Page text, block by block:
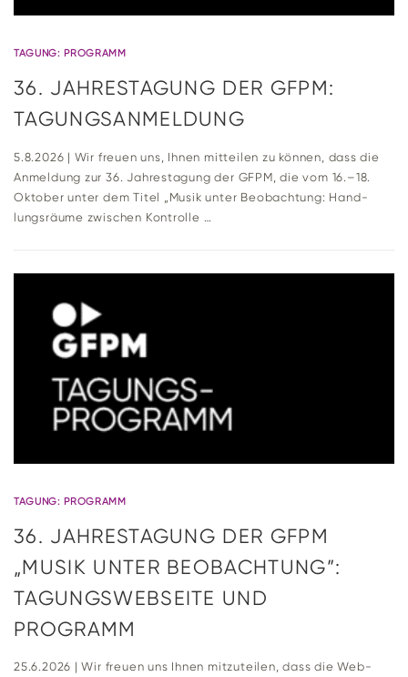
TAGUNG: PROGRAMM
36. JAH­RES­TA­GUNG DER GFPM:
TAGUNGSANMELDUNG
5.8.2026 | Wir freuen uns, Ihnen mit­teilen zu können, dass die
Anmel­dung zur 36. Jah­res­ta­gung der GFPM, die vom 16.–18.
Oktober unter dem Titel „Musik unter Beob­ach­tung: Hand­
lungs­räume zwi­schen Kontrolle …
TAGUNG: PROGRAMM
36. JAH­RES­TA­GUNG DER GFPM
„MUSIK UNTER BEOB­ACH­TUNG”:
TAGUNGS­WEB­SEITE UND
PROGRAMM
25.6.2026 | Wir freuen uns Ihnen mit­zu­teilen, dass die Web­